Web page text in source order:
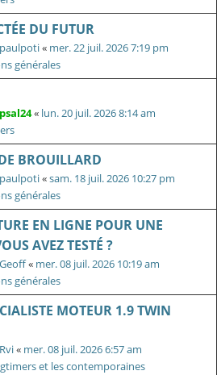
DU FUTUR
paulpoti« mer. 22 juil. 2026 7:19 pm
générales
psal24« lun. 20 juil. 2026 8:14 am
BROUILLARD
paulpoti«sam. 18 juil. 2026 10:27 pm
générales
EN LIGNE POUR UNE
AVEZ TESTÉ ?
Geoff« mer. 08 juil. 2026 10:19 am
générales
MOTEUR 1.9 TWIN
Rvi« mer. 08 juil. 2026 6:57 am
et les contemporaines